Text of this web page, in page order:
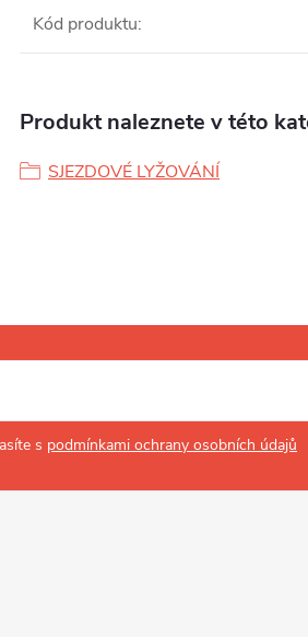
Kód produktu:
Produkt naleznete v této
SJEZDOVÉ LYŽOVÁNÍ
s podmínkami ochrany osobních údajů